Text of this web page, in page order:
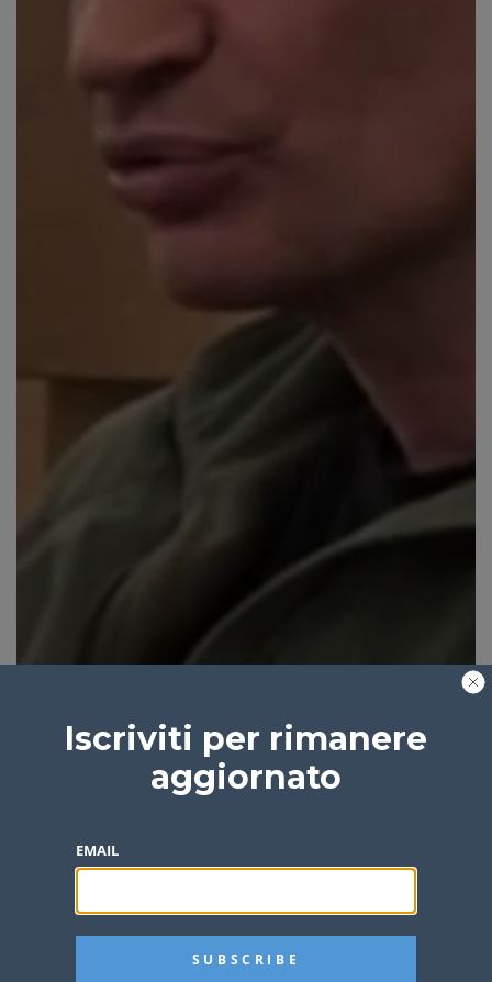
Iscriviti per rimanere
aggiornato
EMAIL